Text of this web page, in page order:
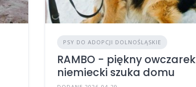
PSY DO ADOPCJI DOLNOŚLĄSKIE
RAMBO - piękny owczarek
niemiecki szuka domu